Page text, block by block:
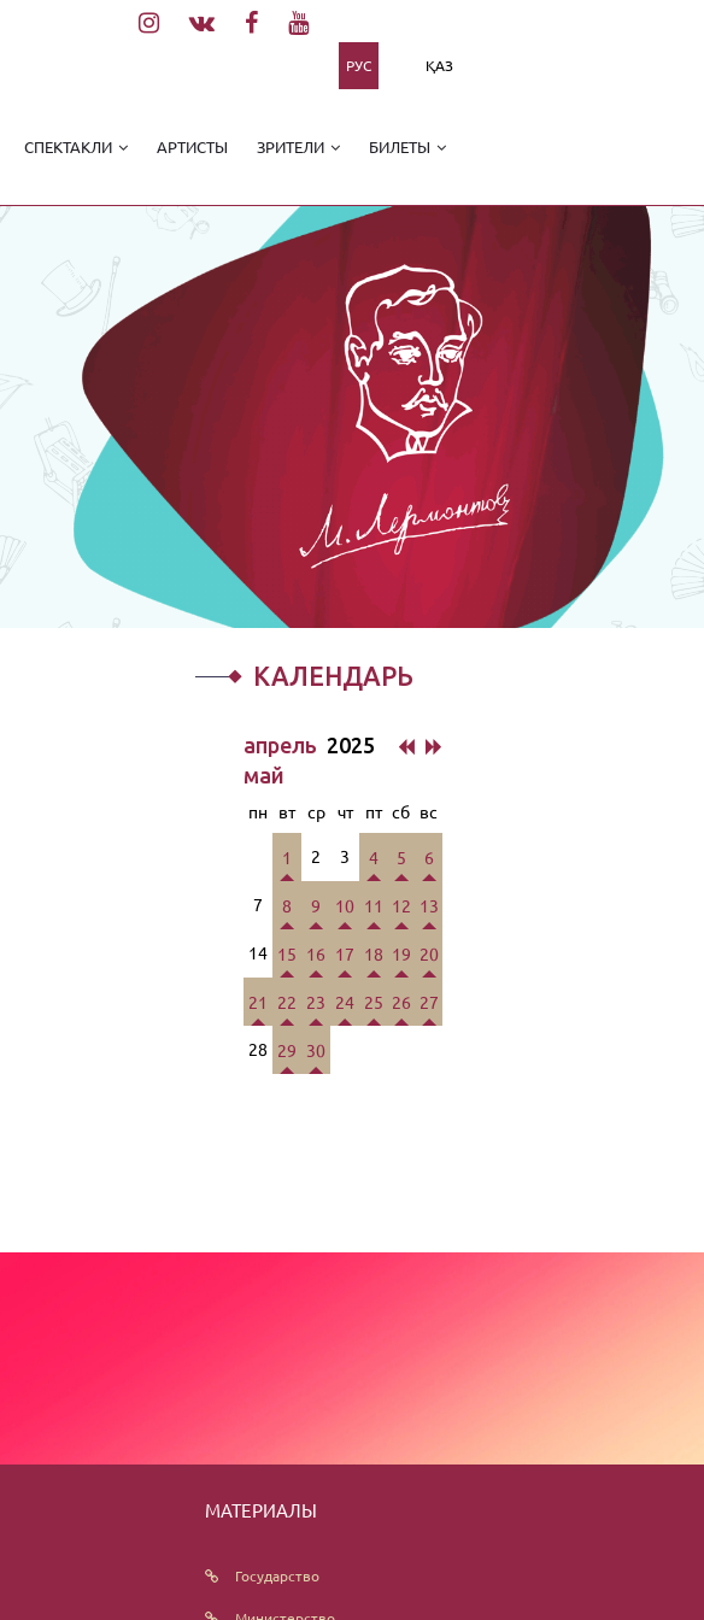
РУС ҚАЗ
СПЕКТАКЛИ АРТИСТЫ ЗРИТЕЛИ БИЛЕТЫ
КАЛЕНДАРЬ
апрель 2025
май
пн вт ср чт пт сб вс
1 2 3 4 5 6
7 8 9 10 11 12 13
14 15 16 17 18 19 20
21 22 23 24 25 26 27
28 29 30
МАТЕРИАЛЫ
Государство